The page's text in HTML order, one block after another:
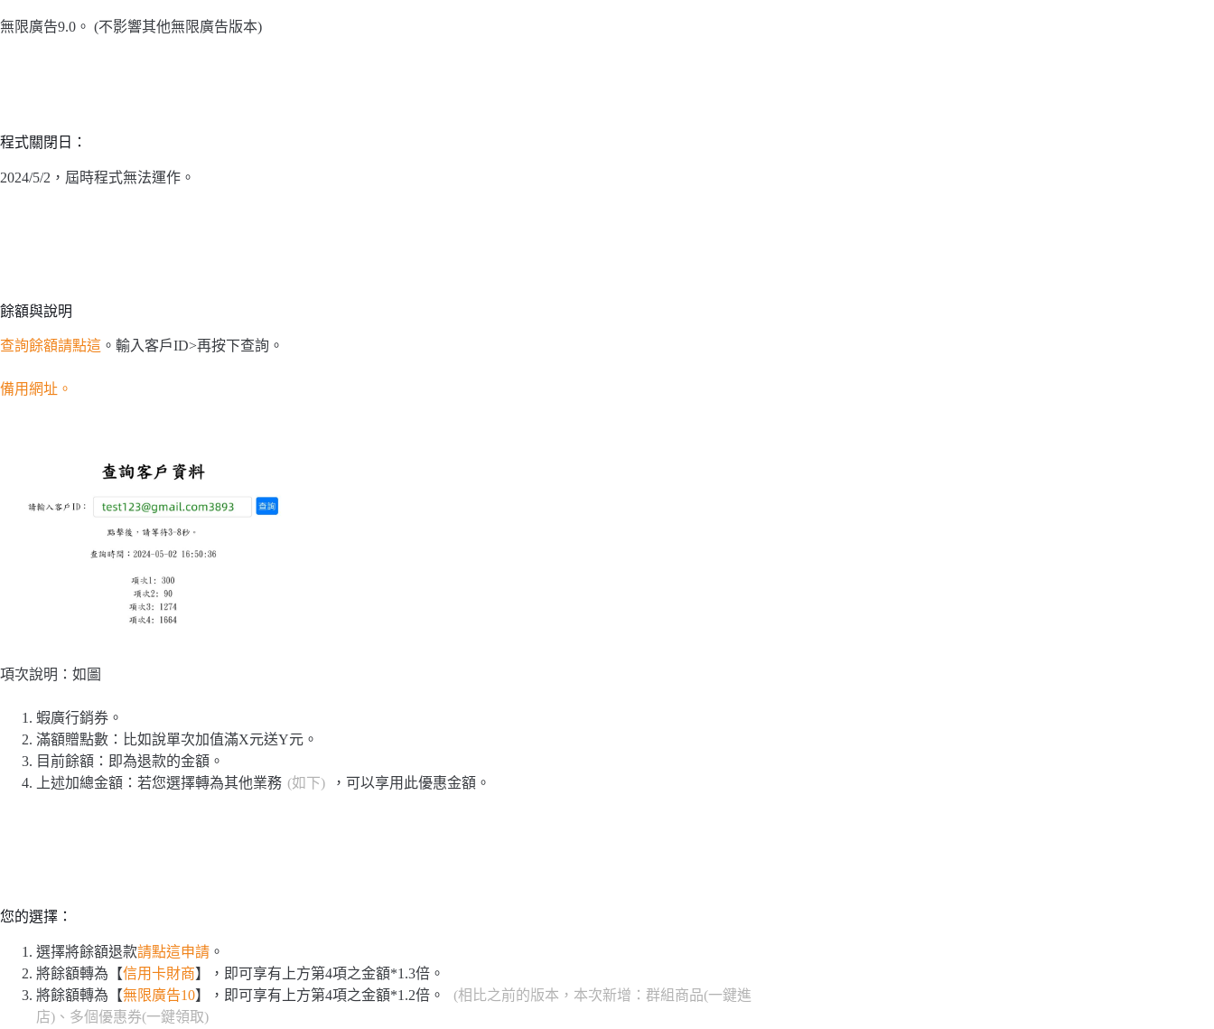
無限廣告9.0。 (不影響其他無限廣告版本)
程式關閉日：
2024/5/2，屆時程式無法運作。
餘額與說明
查詢餘額請點這 。輸入客戶ID>再按下查詢。
備用網址。
項次說明：如圖
蝦廣行銷券。
滿額贈點數：比如說單次加值滿X元送Y元。
目前餘額：即為退款的金額。
上述加總金額：若您選擇轉為其他業務 (如下) ，可以享用此優惠金額。
您的選擇：
選擇將餘額退款請點這申請 。
將餘額轉為【信用卡財商】，即可享有上方第4項之金額*1.3倍。
將餘額轉為【無限廣告10】，即可享有上方第4項之金額*1.2倍。
(相比之前的版本，本次新增：群組商品(一鍵進
店)、多個優惠券(一鍵領取)